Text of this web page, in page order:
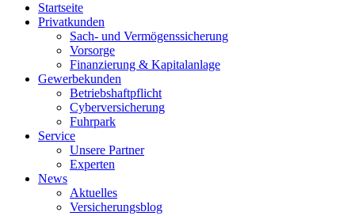
Startseite
Privatkunden
Sach- und Vermögenssicherung
Vorsorge
Finanzierung & Kapitalanlage
Gewerbekunden
Betriebshaftpflicht
Cyberversicherung
Fuhrpark
Service
Unsere Partner
Experten
News
Aktuelles
Versicherungsblog